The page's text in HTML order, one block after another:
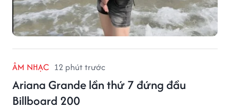
ÂM NHẠC 12 phút trước
Ariana Grande lần thứ 7 đứng đầu
Billboard 200